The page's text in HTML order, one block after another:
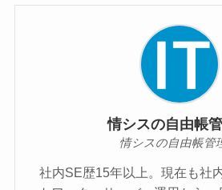
情シスの自由帳
情シスの自由帳管
社内SE歴15年以上。現在も社